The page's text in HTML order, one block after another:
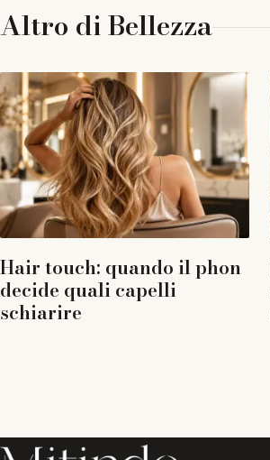
Altro diBellezza
Hair touch: quando il phon
decide quali capelli
schiarire